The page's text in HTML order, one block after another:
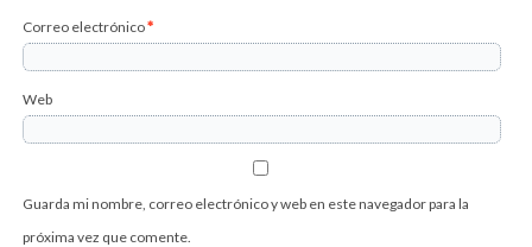
Correo electrónico*
Web
Guarda mi nombre, correo electrónico y web en este navegador para la
próxima vez que comente.